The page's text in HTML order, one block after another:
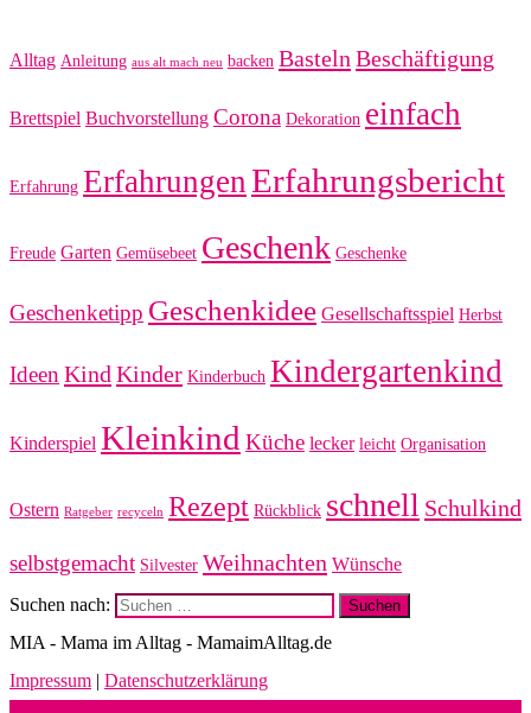
Alltag Anleitung aus alt mach neu backen Basteln Beschäftigung
Brettspiel Buchvorstellung Corona Dekoration einfach
Erfahrung Erfahrungen Erfahrungsbericht
Freude Garten Gemüsebeet Geschenk Geschenke
Geschenketipp Geschenkidee Gesellschaftsspiel Herbst
Ideen Kind Kinder Kinderbuch Kindergartenkind
Kinderspiel Kleinkind Küche lecker leicht Organisation
Ostern Ratgeber recyceln Rezept Rückblick schnell Schulkind
selbstgemacht Silvester Weihnachten Wünsche
Suchen nach:
MIA - Mama im Alltag - MamaimAlltag.de
Impressum | Datenschutzerklärung